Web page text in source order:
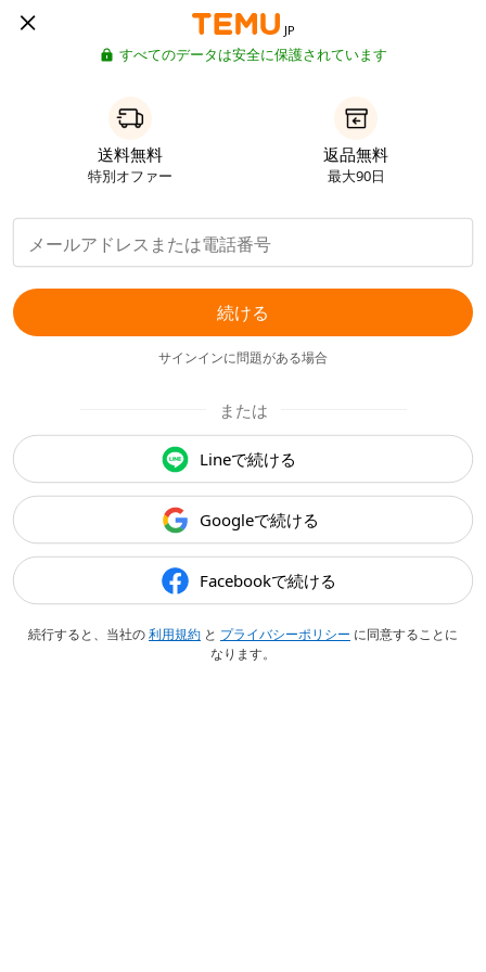
JP
すべてのデータは安全に保護されています
送料無料
特別オファー
返品無料
最大90日
続ける
サインインに問題がある場合
または
Lineで続ける
Googleで続ける
Facebookで続ける
続行すると、当社の利用規約 と プライバシーポリシー に同意することに
なります。